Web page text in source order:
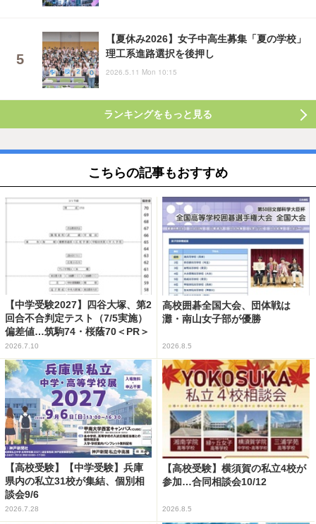
【夏休み2026】女子中高生募集「夏の学校」
理工系進路選択を後押し
2026.5.11 Mon 10:15
ランキングをもっと見る
こちらの記事もおすすめ
【中学受験2027】四谷大塚、第2
回合不合判定テスト（7/5実施）
偏差値…筑駒74・桜蔭70＜PR＞
2026.7.10
高校囲碁全国大会、団体戦は
灘・南山女子部が優勝
2026.8.5
【高校受験】【中学受験】兵庫
県内の私立31校が集結、個別相
談会9/6
2026.7.28
【高校受験】横須賀の私立4校が
参加…合同相談会10/12
2026.8.5